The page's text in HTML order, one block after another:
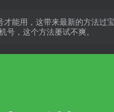
能用，这带来最新的方法过
，这个方法屡试不爽。